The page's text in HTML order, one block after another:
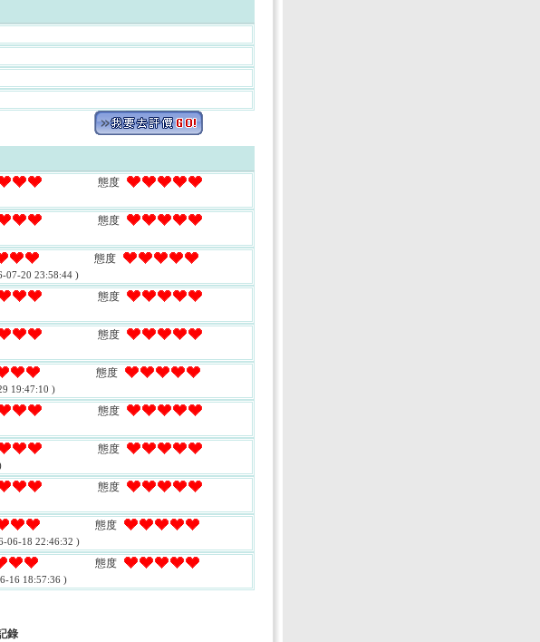
態度
態度
態度
07-20 23:58:44 )
態度
態度
態度
19:47:10 )
態度
態度
態度
態度
06-18 22:46:32 )
態度
16 18:57:36 )
錄